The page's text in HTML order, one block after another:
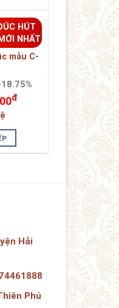
HÚT
NHẤT
mẫu C-
đ
Hải
Phú